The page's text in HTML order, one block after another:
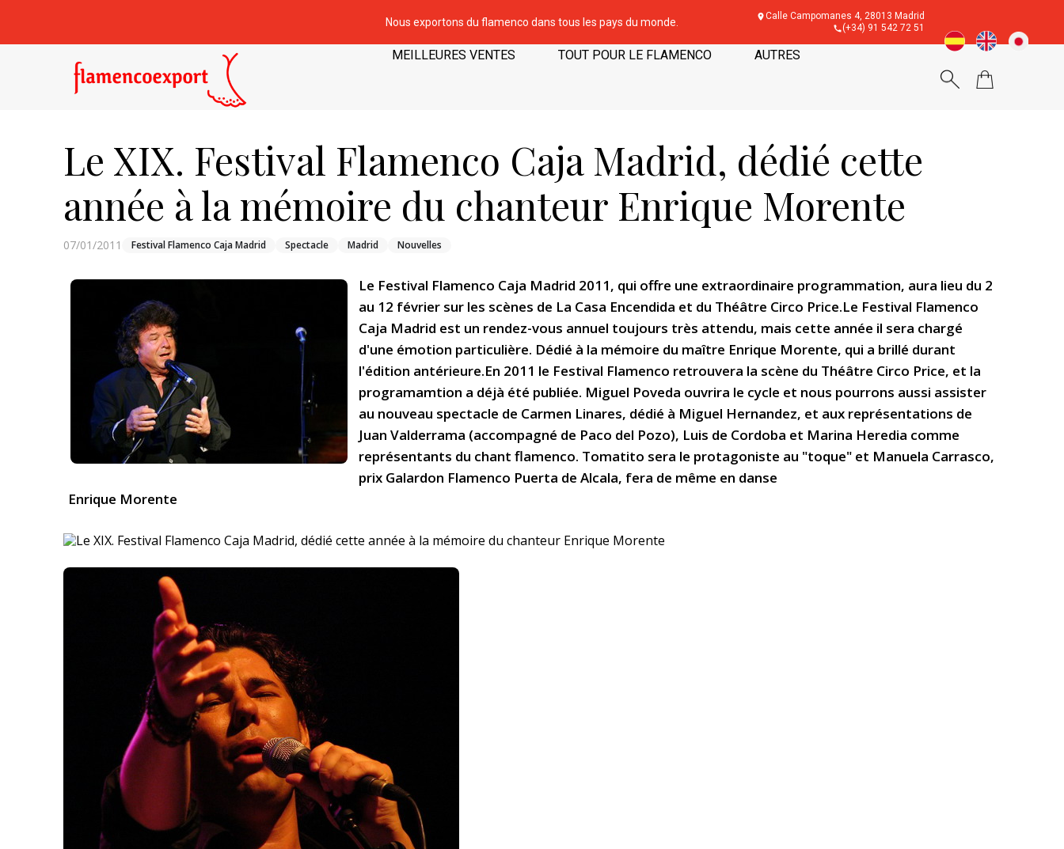
Nous exportons du flamenco dans tous les pays du monde.
Calle Campomanes 4, 28013 Madrid
(+34) 91 542 72 51
MEILLEURES VENTES TOUT POUR LE FLAMENCO AUTRES
Le XIX. Festival Flamenco Caja Madrid, dédié cette
année à la mémoire du chanteur Enrique Morente
07/01/2011 Festival Flamenco Caja Madrid Spectacle Madrid Nouvelles
Enrique Morente
Le Festival Flamenco Caja Madrid 2011, qui offre une extraordinaire programmation, aura lieu du 2
au 12 février sur les scènes de La Casa Encendida et du Théâtre Circo Price.Le Festival Flamenco
Caja Madrid est un rendez-vous annuel toujours très attendu, mais cette année il sera chargé
d'une émotion particulière. Dédié à la mémoire du maître Enrique Morente, qui a brillé durant
l'édition antérieure.En 2011 le Festival Flamenco retrouvera la scène du Théâtre Circo Price, et la
programamtion a déjà été publiée. Miguel Poveda ouvrira le cycle et nous pourrons aussi assister
au nouveau spectacle de Carmen Linares, dédié à Miguel Hernandez, et aux représentations de
Juan Valderrama (accompagné de Paco del Pozo), Luis de Cordoba et Marina Heredia comme
représentants du chant flamenco. Tomatito sera le protagoniste au "toque" et Manuela Carrasco,
prix Galardon Flamenco Puerta de Alcala, fera de même en danse